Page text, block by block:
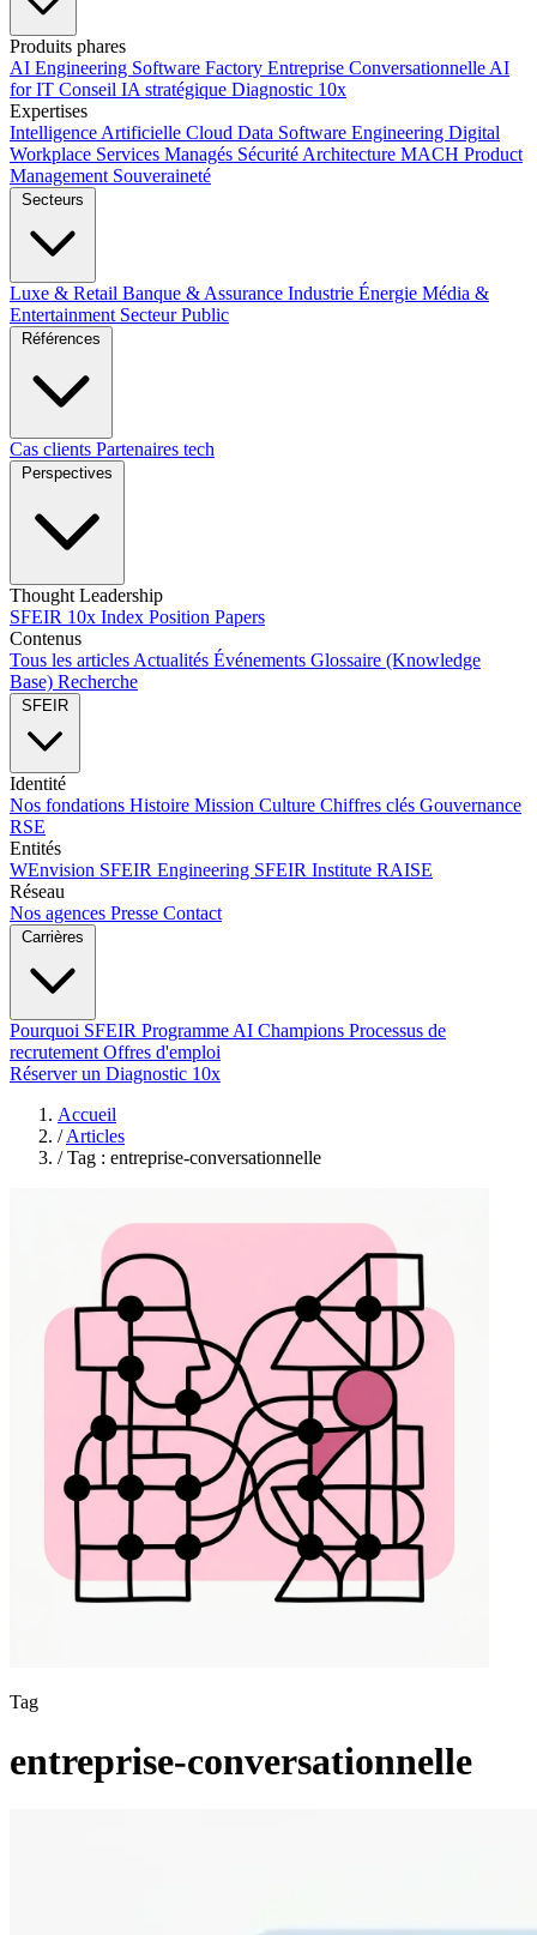
Produits phares
AI Engineering Software Factory Entreprise Conversationnelle AI
for IT Conseil IA stratégique Diagnostic 10x
Expertises
Intelligence Artificielle Cloud Data Software Engineering Digital
Workplace Services Managés Sécurité Architecture MACH Product
Management Souveraineté
Secteurs
Luxe & Retail Banque & Assurance Industrie Énergie Média &
Entertainment Secteur Public
Références
Cas clients Partenaires tech
Perspectives
Thought Leadership
SFEIR 10x Index Position Papers
Contenus
Tous les articles Actualités Événements Glossaire (Knowledge
Base) Recherche
SFEIR
Identité
Nos fondations Histoire Mission Culture Chiffres clés Gouvernance
RSE
Entités
WEnvision SFEIR Engineering SFEIR Institute RAISE
Réseau
Nos agences Presse Contact
Carrières
Pourquoi SFEIR Programme AI Champions Processus de
recrutement Offres d'emploi
Réserver un Diagnostic 10x
Accueil
/ Articles
/ Tag : entreprise-conversationnelle
Tag
entreprise-conversationnelle